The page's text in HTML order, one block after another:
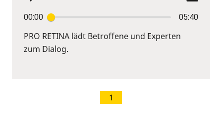
00:00 05:40
PRO RETINA lädt Betroffene und Experten
zum Dialog.
1